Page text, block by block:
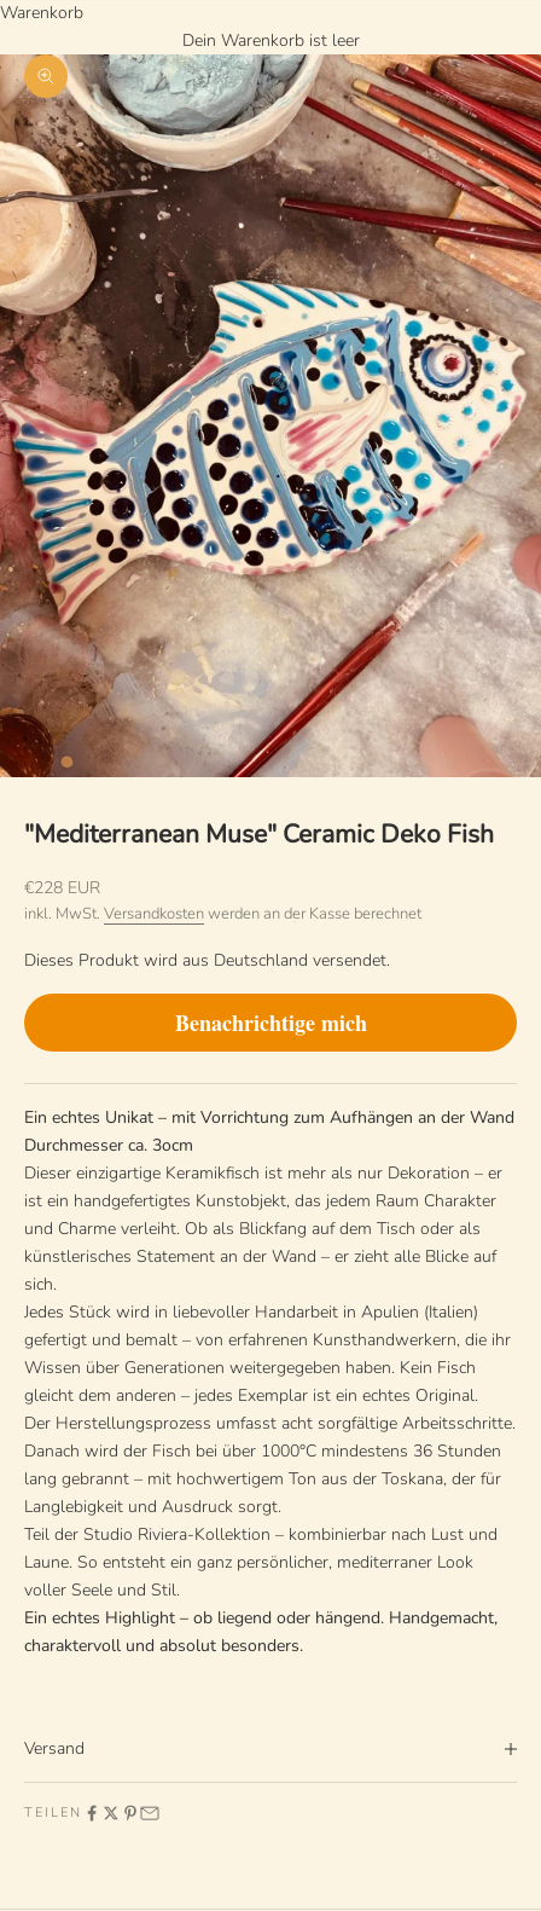
Warenkorb
Dein Warenkorb ist leer
Bild vergrößern
"Mediterranean Muse" Ceramic Deko Fish
Angebot
€228 EUR
inkl. MwSt. Versandkostenwerden an der Kasse berechnet
Dieses Produkt wird aus Deutschland versendet.
Benachrichtige mich
Ein echtes Unikat – mit Vorrichtung zum Aufhängen an der Wand
Durchmesser ca. 3ocm
Dieser einzigartige Keramikfisch ist mehr als nur Dekoration – er
ist ein handgefertigtes Kunstobjekt, das jedem Raum Charakter
und Charme verleiht. Ob als Blickfang auf dem Tisch oder als
künstlerisches Statement an der Wand – er zieht alle Blicke auf
sich.
Jedes Stück wird in liebevoller Handarbeit in Apulien (Italien)
gefertigt und bemalt – von erfahrenen Kunsthandwerkern, die ihr
Wissen über Generationen weitergegeben haben. Kein Fisch
gleicht dem anderen – jedes Exemplar ist ein echtes Original.
Der Herstellungsprozess umfasst acht sorgfältige Arbeitsschritte.
Danach wird der Fisch bei über 1000°C mindestens 36 Stunden
lang gebrannt – mit hochwertigem Ton aus der Toskana, der für
Langlebigkeit und Ausdruck sorgt.
Teil der Studio Riviera-Kollektion – kombinierbar nach Lust und
Laune. So entsteht ein ganz persönlicher, mediterraner Look
voller Seele und Stil.
Ein echtes Highlight – ob liegend oder hängend. Handgemacht,
charaktervoll und absolut besonders.
Versand
TEILEN